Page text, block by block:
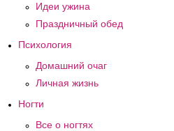
Идеи ужина
Праздничный обед
Психология
Домашний очаг
Личная жизнь
Ногти
Все о ногтях